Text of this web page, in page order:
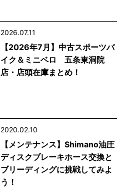
2026.07.11
【2026年7月】中古スポーツバ
イク＆ミニベロ 五条東洞院
店・店頭在庫まとめ！
2020.02.10
【メンテナンス】Shimano油圧
ディスクブレーキホース交換と
ブリーディングに挑戦してみよ
う！